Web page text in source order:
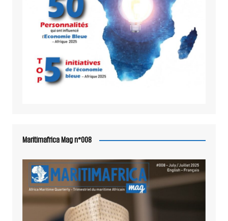
Maritimafrica Mag n°008